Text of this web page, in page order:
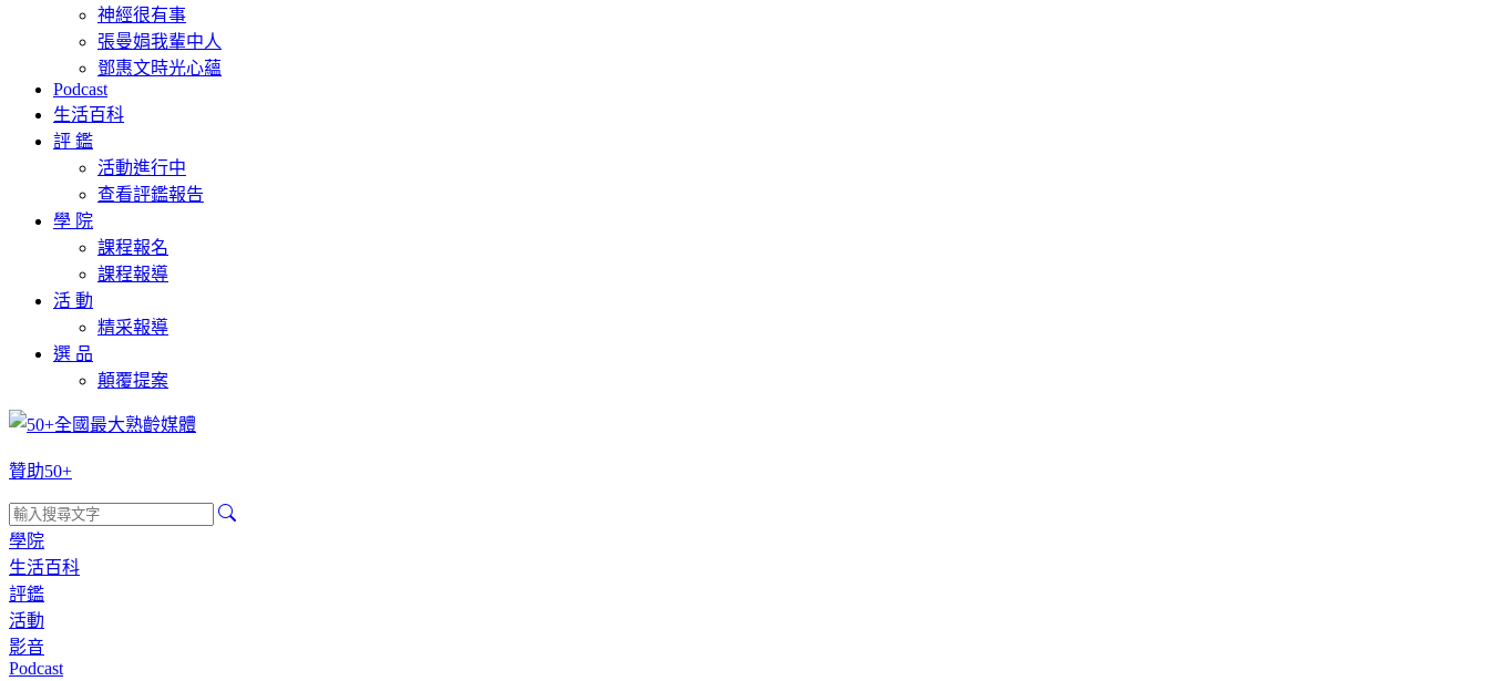
神經很有事
張曼娟我輩中人
鄧惠文時光心蘊
Podcast
生活百科
評 鑑
活動進行中
查看評鑑報告
學 院
課程報名
課程報導
活 動
精采報導
選 品
顛覆提案
贊助50+
學院
生活百科
評鑑
活動
影音
Podcast